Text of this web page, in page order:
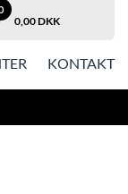
0,00 DKK
KONTAKT